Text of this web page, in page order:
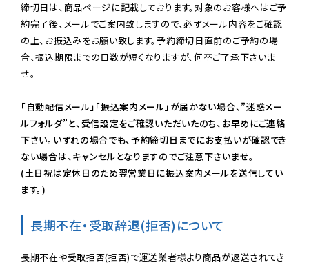
締切日は、商品ページに記載しております。対象のお客様へはご予
約完了後、メールでご案内致しますので、必ずメール内容をご確認
の上、お振込みをお願い致します。予約締切日直前のご予約の場
合、振込期限までの日数が短くなりますが、何卒ご了承下さいま
せ。
「自動配信メール」「振込案内メール」が届かない場合、”迷惑メー
ルフォルダ”と、受信設定をご確認いただいたのち、お早めにご連絡
下さい。いずれの場合でも、予約締切日までにお支払いが確認でき
ない場合は、キャンセルとなりますのでご注意下さいませ。
(土日祝は定休日のため翌営業日に振込案内メールを送信してい
ます。)
長期不在・受取辞退(拒否)について
長期不在や受取拒否(拒否)で運送業者様より商品が返送されてき